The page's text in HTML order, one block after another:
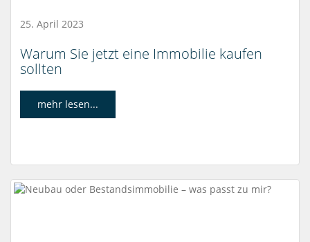
25. April 2023
Warum Sie jetzt eine Immobilie kaufen
sollten
mehr lesen...